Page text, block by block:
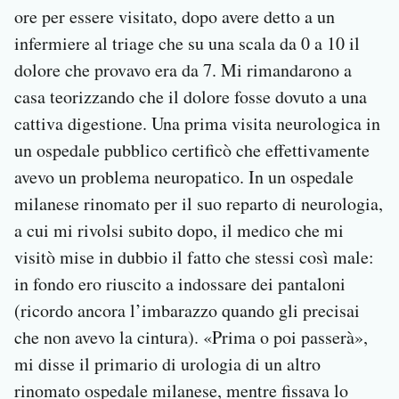
ore per essere visitato, dopo avere detto a un
infermiere al triage che su una scala da 0 a 10 il
dolore che provavo era da 7. Mi rimandarono a
casa teorizzando che il dolore fosse dovuto a una
cattiva digestione. Una prima visita neurologica in
un ospedale pubblico certificò che effettivamente
avevo un problema neuropatico. In un ospedale
milanese rinomato per il suo reparto di neurologia,
a cui mi rivolsi subito dopo, il medico che mi
visitò mise in dubbio il fatto che stessi così male:
in fondo ero riuscito a indossare dei pantaloni
(ricordo ancora l’imbarazzo quando gli precisai
che non avevo la cintura). «Prima o poi passerà»,
mi disse il primario di urologia di un altro
rinomato ospedale milanese, mentre fissava lo